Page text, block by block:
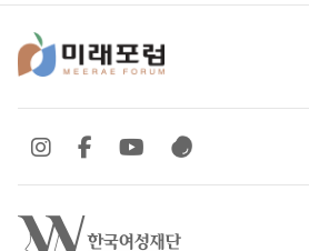
SNS 바로가기
SNS 바로가기SNS 바로가기
SNS 바로가기